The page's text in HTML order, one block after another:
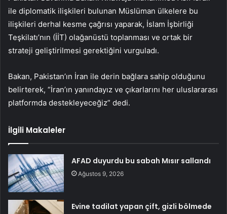
ile diplomatik ilişkileri bulunan Müslüman ülkelere bu
ilişkileri derhal kesme çağrısı yaparak, İslam İşbirliği
Teşkilatı’nın (İİT) olağanüstü toplanması ve ortak bir
strateji geliştirilmesi gerektiğini vurguladı.
Bakan, Pakistan’ın İran ile derin bağlara sahip olduğunu
belirterek, “İran’ın yanındayız ve çıkarlarını her uluslararası
platformda destekleyeceğiz” dedi.
İlgili Makaleler
AFAD duyurdu bu sabah Mısır sallandı
Ağustos 9, 2026
Evine tadilat yapan çift, gizli bölmede